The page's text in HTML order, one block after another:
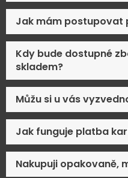
Jak mám postupovat
Kdy bude dostupné
skladem?
Můžu si u vás
Jak funguje platba
Nakupuji opakovaně,